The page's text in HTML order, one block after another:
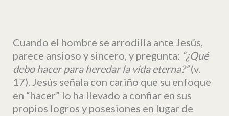
Cuando el hombre se arrodilla ante Jesús,
parece ansioso y sincero, y pregunta: “¿Qué
debo hacer para heredar la vida eterna?”(v.
17). Jesús señala con cariño que su enfoque
en “hacer” lo ha llevado a confiar en sus
propios logros y posesiones en lugar de